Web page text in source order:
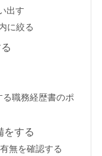
出す
に絞る
職務経歴書のポ
をする
無を確認する